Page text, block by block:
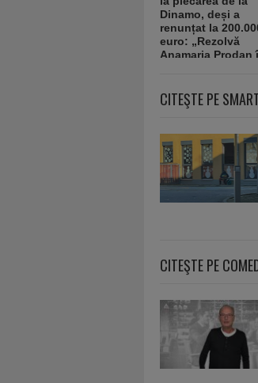
CITEŞTE PE
CITEŞTE PE